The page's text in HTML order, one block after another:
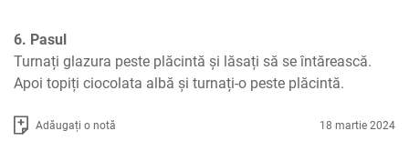
6. Pasul
Turnați glazura peste plăcintă și lăsați să se întărească.
Apoi topiți ciocolata albă și turnați-o peste plăcintă.
Adăugați o notă 18 martie 2024